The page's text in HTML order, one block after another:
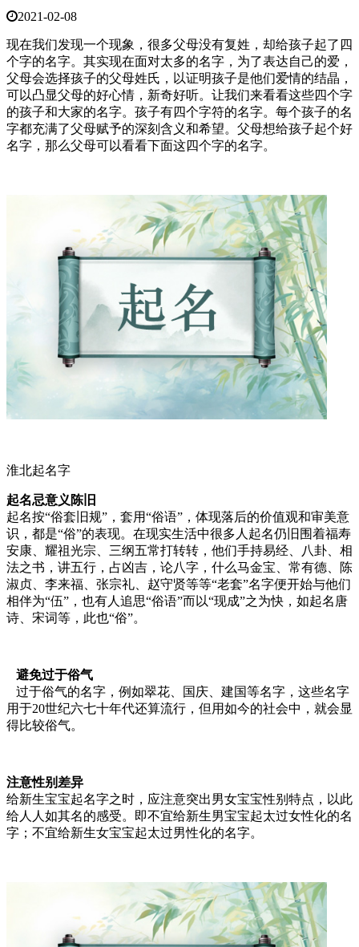
2021-02-08
现在我们发现一个现象，很多父母没有复姓，却给孩子起了四
个字的名字。其实现在面对太多的名字，为了表达自己的爱，
父母会选择孩子的父母姓氏，以证明孩子是他们爱情的结晶，
可以凸显父母的好心情，新奇好听。让我们来看看这些四个字
的孩子和大家的名字。孩子有四个字符的名字。每个孩子的名
字都充满了父母赋予的深刻含义和希望。父母想给孩子起个好
名字，那么父母可以看看下面这四个字的名字。
淮北起名字
起名忌意义陈旧
起名按“俗套旧规”，套用“俗语”，体现落后的价值观和审美意
识，都是“俗”的表现。在现实生活中很多人起名仍旧围着福寿
安康、耀祖光宗、三纲五常打转转，他们手持易经、八卦、相
法之书，讲五行，占凶吉，论八字，什么马金宝、常有德、陈
淑贞、李来福、张宗礼、赵守贤等等“老套”名字便开始与他们
相伴为“伍”，也有人追思“俗语”而以“现成”之为快，如起名唐
诗、宋词等，此也“俗”。
避免过于俗气
过于俗气的名字，例如翠花、国庆、建国等名字，这些名字
用于20世纪六七十年代还算流行，但用如今的社会中，就会显
得比较俗气。
注意性别差异
给新生宝宝起名字之时，应注意突出男女宝宝性别特点，以此
给人人如其名的感受。即不宜给新生男宝宝起太过女性化的名
字；不宜给新生女宝宝起太过男性化的名字。